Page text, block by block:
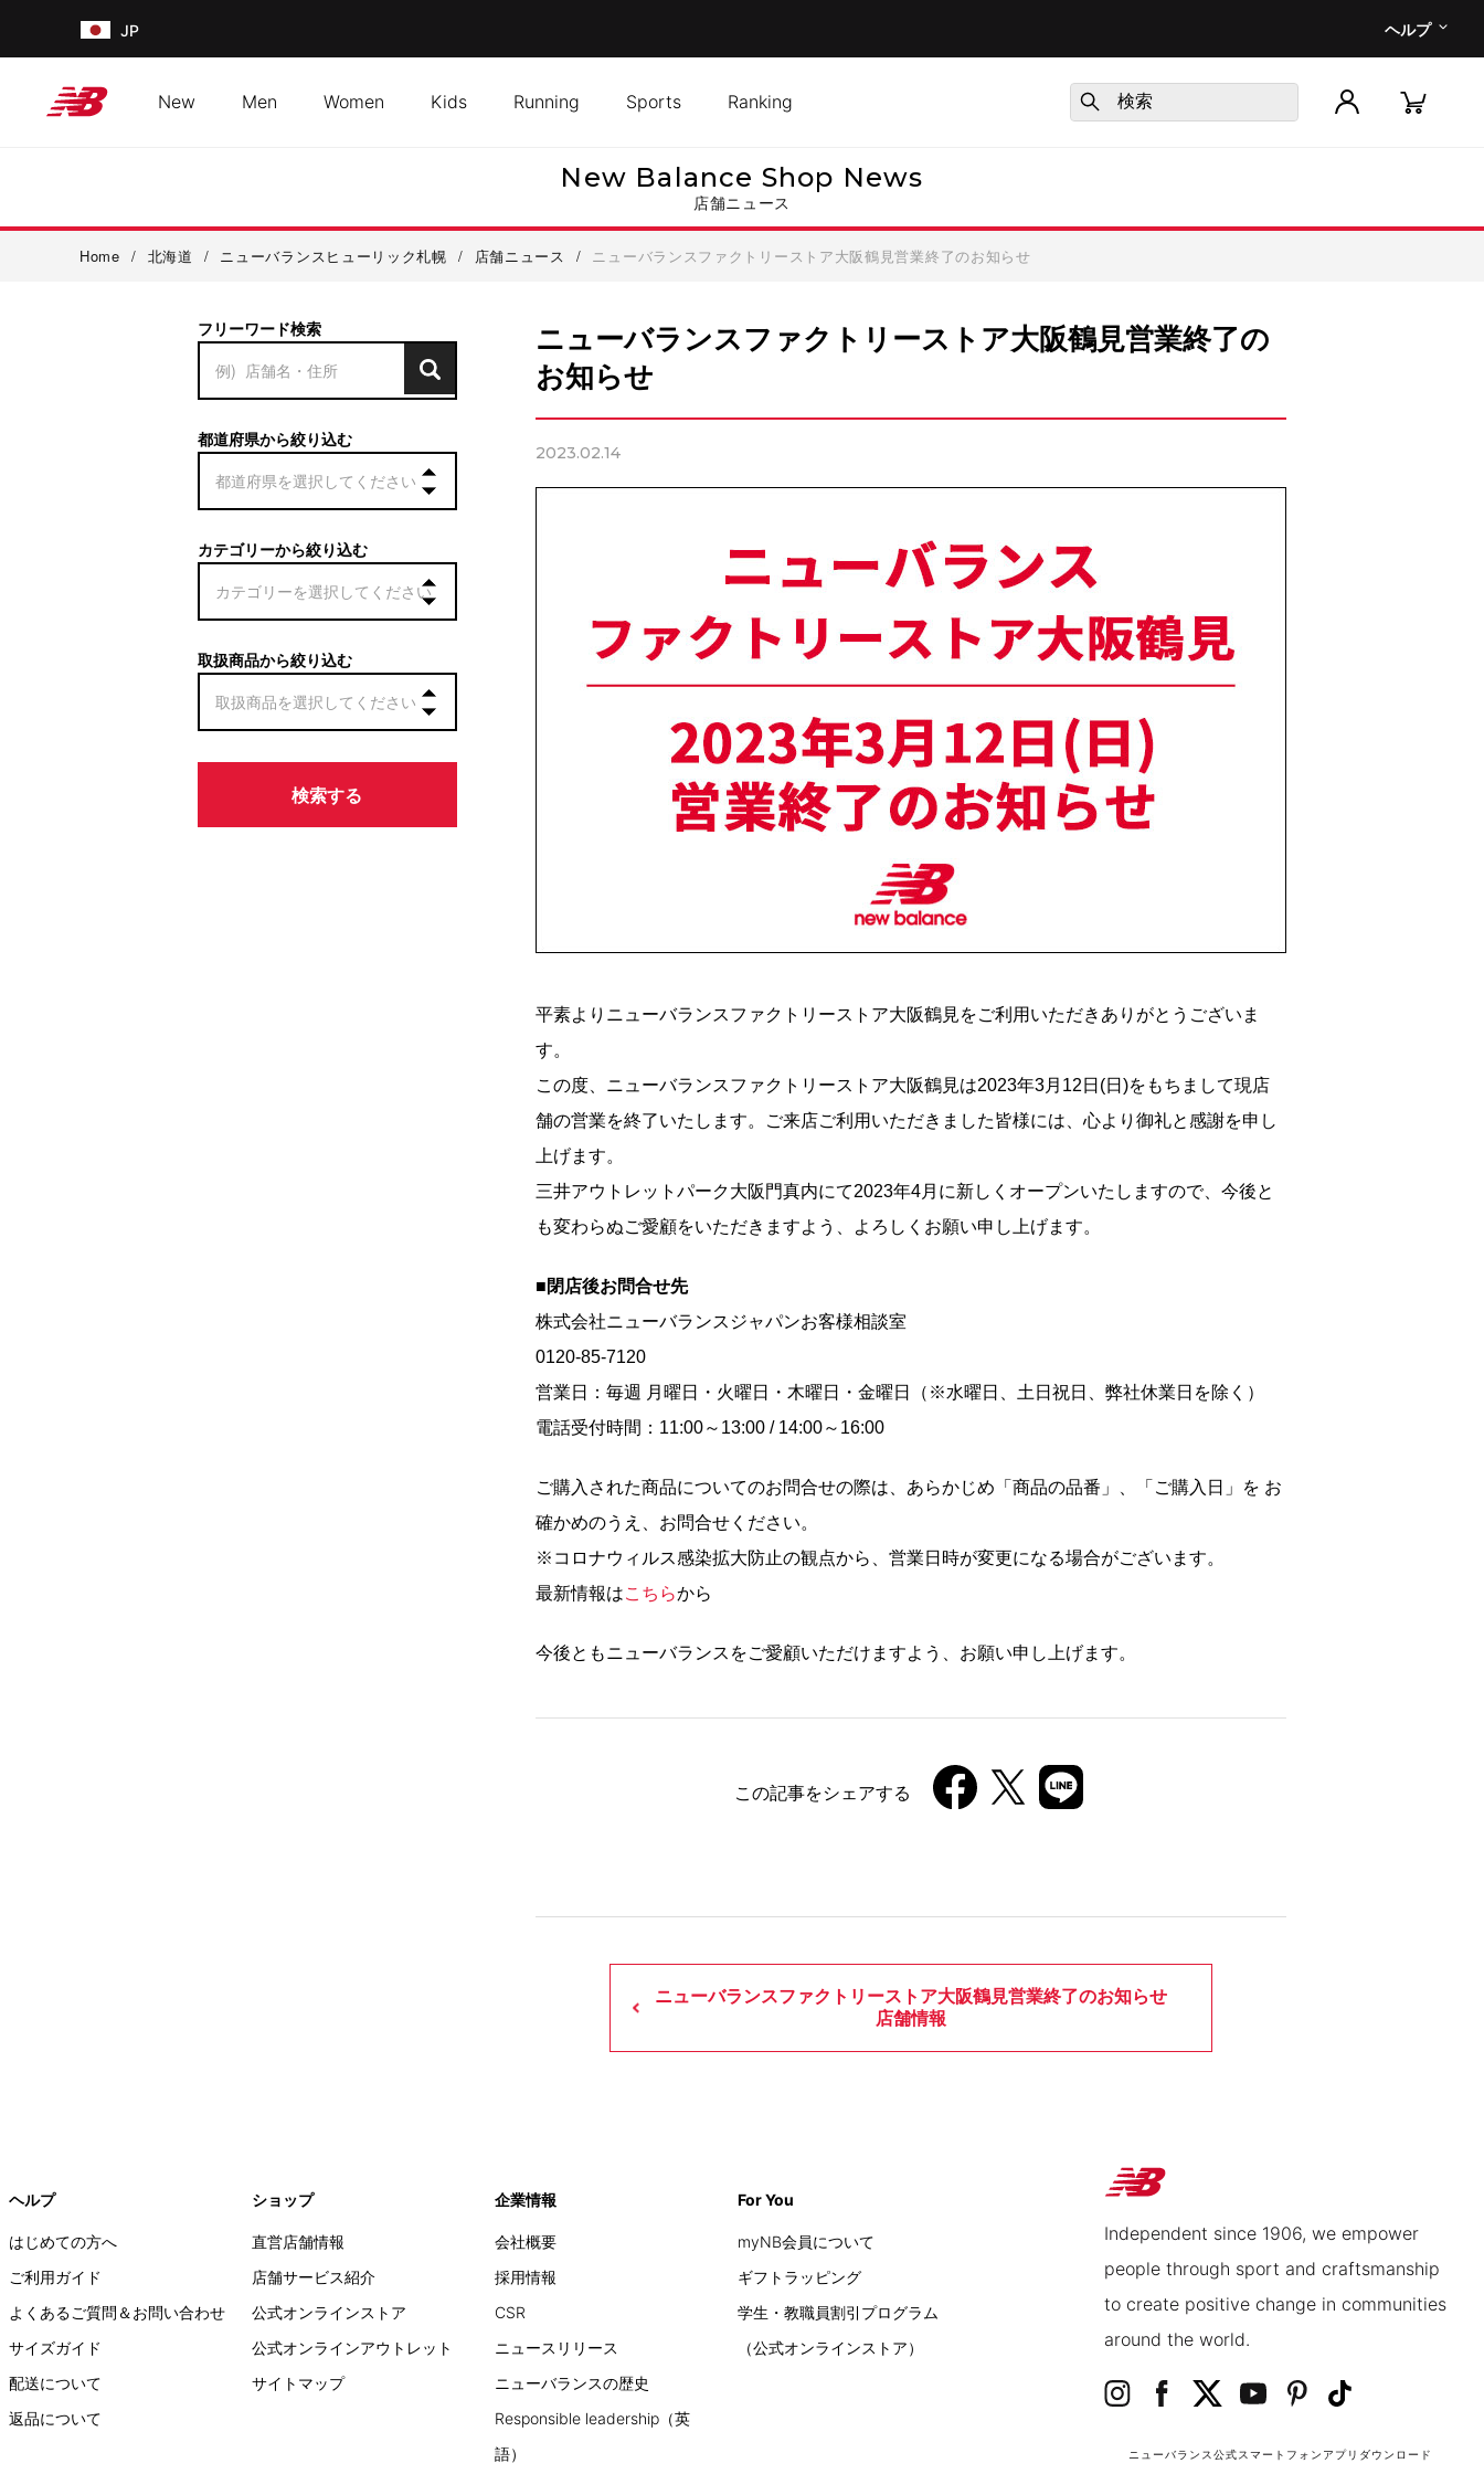
JP ヘルプ
New Men Women Kids Running Sports Ranking
New Balance Shop News
店舗ニュース
Home / 北海道 / ニューバランスヒューリック札幌 / 店舗ニュース / ニューバランスファクトリーストア大阪鶴見営業終了のお知らせ
ニューバランスファクトリーストア大阪鶴見営業終了の
お知らせ
2023.02.14
平素よりニューバランスファクトリーストア大阪鶴見をご利用いただきありがとうございま
す。
この度、ニューバランスファクトリーストア大阪鶴見は2023年3月12日(日)をもちまして現店
舗の営業を終了いたします。ご来店ご利用いただきました皆様には、心より御礼と感謝を申し
上げます。
三井アウトレットパーク大阪門真内にて2023年4月に新しくオープンいたしますので、今後と
も変わらぬご愛顧をいただきますよう、よろしくお願い申し上げます。
■閉店後お問合せ先
株式会社ニューバランスジャパンお客様相談室
0120-85-7120
営業日：毎週 月曜日・火曜日・木曜日・金曜日（※水曜日、土日祝日、弊社休業日を除く）
電話受付時間：11:00～13:00 / 14:00～16:00
ご購入された商品についてのお問合せの際は、あらかじめ「商品の品番」、「ご購入日」を お
確かめのうえ、お問合せください。
※コロナウィルス感染拡大防止の観点から、営業日時が変更になる場合がございます。
最新情報はこちらから
今後ともニューバランスをご愛顧いただけますよう、お願い申し上げます。
この記事をシェアする
ニューバランスファクトリーストア大阪鶴見営業終了のお知らせ
店舗情報
フリーワード検索
都道府県から絞り込む
カテゴリーから絞り込む
取扱商品から絞り込む
ヘルプ
はじめての方へ
ご利用ガイド
よくあるご質問＆お問い合わせ
サイズガイド
配送について
返品について
ショップ
直営店舗情報
店舗サービス紹介
公式オンラインストア
公式オンラインアウトレット
サイトマップ
企業情報
会社概要
採用情報
CSR
ニュースリリース
ニューバランスの歴史
Responsible leadership（英
語）
For You
myNB会員について
ギフトラッピング
学生・教職員割引プログラム
（公式オンラインストア）
Independent since 1906, we empower
people through sport and craftsmanship
to create positive change in communities
around the world.
ニューバランス公式スマートフォンアプリ ダウンロード